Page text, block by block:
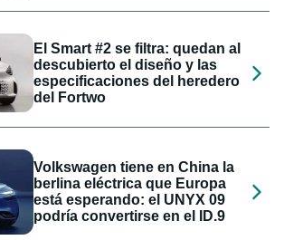
El Smart #2 se filtra: quedan al
descubierto el diseño y las
especificaciones del heredero
del Fortwo
Volkswagen tiene en China la
berlina eléctrica que Europa
está esperando: el UNYX 09
podría convertirse en el ID.9